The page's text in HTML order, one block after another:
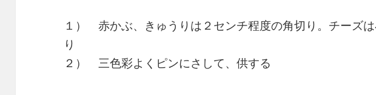
１） 赤かぶ、きゅうりは２センチ程度の角切り。チーズ
り
２） 三色彩よくピンにさして、供する